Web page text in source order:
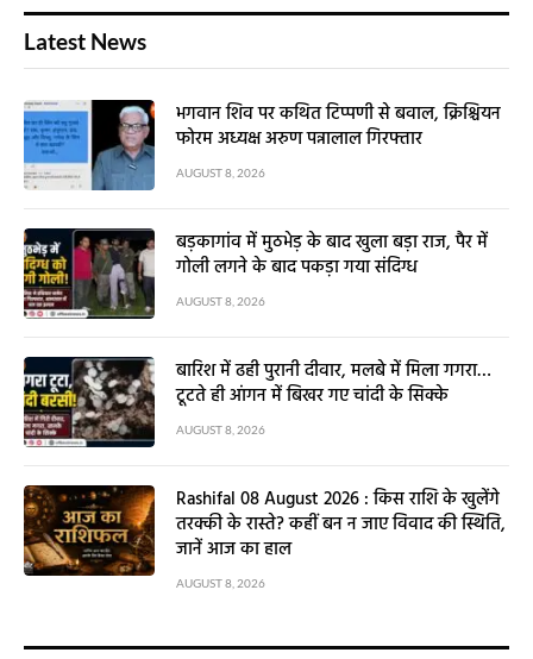
Latest News
भगवान शिव पर कथित टिप्पणी से बवाल, क्रिश्चियन
फोरम अध्यक्ष अरुण पन्नालाल गिरफ्तार
AUGUST 8, 2026
बड़कागांव में मुठभेड़ के बाद खुला बड़ा राज, पैर में
गोली लगने के बाद पकड़ा गया संदिग्ध
AUGUST 8, 2026
बारिश में ढही पुरानी दीवार, मलबे में मिला गगरा…
टूटते ही आंगन में बिखर गए चांदी के सिक्के
AUGUST 8, 2026
Rashifal 08 August 2026 : किस राशि के खुलेंगे
तरक्की के रास्ते? कहीं बन न जाए विवाद की स्थिति,
जानें आज का हाल
AUGUST 8, 2026